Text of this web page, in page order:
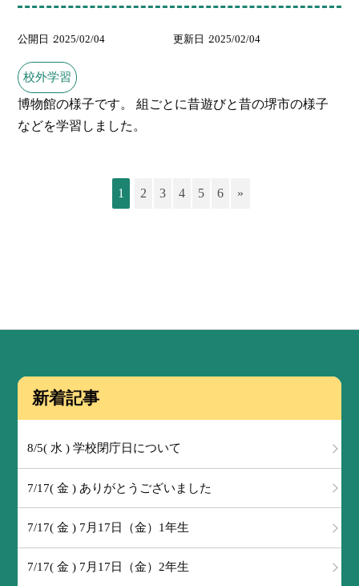
公開日 2025/02/04 更新日 2025/02/04
校外学習
博物館の様子です。 組ごとに昔遊びと昔の堺市の様子
などを学習しました。
1 2 3 4 5 6 »
新着記事
8/5( 水 ) 学校閉庁日について
7/17( 金 ) ありがとうございました
7/17( 金 ) 7月17日（金）1年生
7/17( 金 ) 7月17日（金）2年生